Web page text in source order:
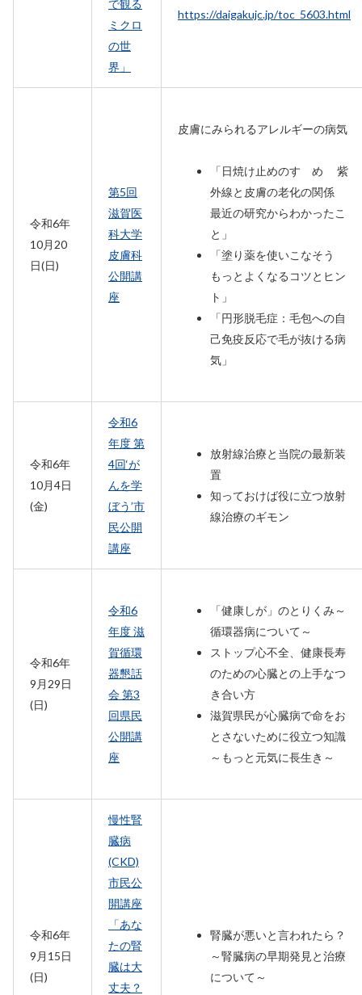
で観る
ミクロ
の世
界」
https://daigakujc.jp/toc_5603.html
令和6年
10月20
日(日)
第5回
滋賀医
科大学
皮膚科
公開講
座
皮膚にみられるアレルギーの病気
「日焼け止めのすゝめ 紫
外線と皮膚の老化の関係
最近の研究からわかったこ
と」
「塗り薬を使いこなそう
もっとよくなるコツとヒン
ト」
「円形脱毛症：毛包への自
己免疫反応で毛が抜ける病
気」
令和6年
10月4日
(金)
令和6
年度 第
4回‘が
んを学
ぼう’市
民公開
講座
放射線治療と当院の最新装
置
知っておけば役に立つ放射
線治療のギモン
令和6年
9月29日
(日)
令和6
年度 滋
賀循環
器懇話
会 第3
回県民
公開講
座
「健康しが」のとりくみ～
循環器病について～
ストップ心不全、健康長寿
のための心臓との上手なつ
き合い方
滋賀県民が心臓病で命をお
とさないために役立つ知識
～もっと元気に長生き～
令和6年
9月15日
(日)
慢性腎
臓病
(CKD)
市民公
開講座
「あな
たの腎
臓は大
丈夫？
腎臓が悪いと言われたら？
～腎臓病の早期発見と治療
について～